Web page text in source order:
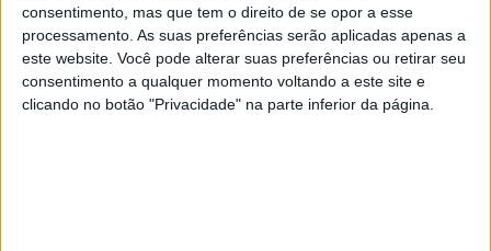
consentimento, mas que tem o direito de se opor a esse
processamento. As suas preferências serão aplicadas apenas a
este website. Você pode alterar suas preferências ou retirar seu
consentimento a qualquer momento voltando a este site e
clicando no botão "Privacidade" na parte inferior da página.
De acordo com o Serviço de Protecção Civil de Fronteira,
também ontem não foram diagnosticados novos casos